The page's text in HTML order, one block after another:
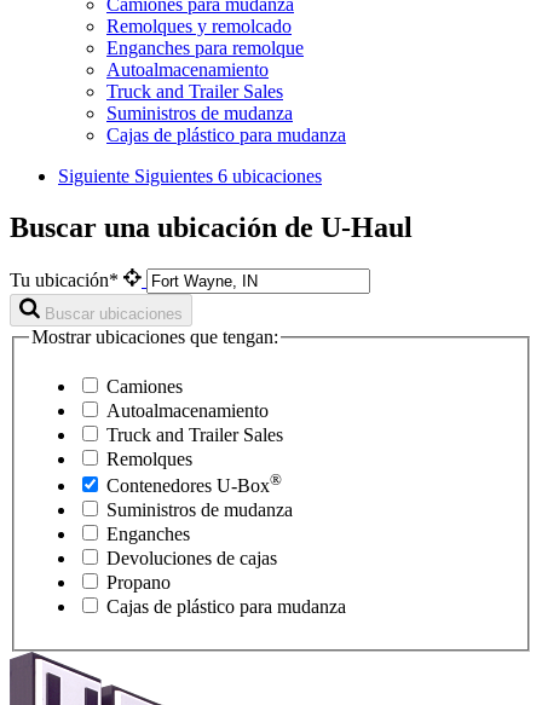
Camiones para mudanza
Remolques y remolcado
Enganches para remolque
Autoalmacenamiento
Truck and Trailer Sales
Suministros de mudanza
Cajas de plástico para mudanza
Siguiente Siguientes 6 ubicaciones
Buscar una ubicación de U-Haul
Tu ubicación*
Buscar ubicaciones
Mostrar ubicaciones que tengan:
Camiones
Autoalmacenamiento
Truck and Trailer Sales
Remolques
Contenedores U-Box®
Suministros de mudanza
Enganches
Devoluciones de cajas
Propano
Cajas de plástico para mudanza